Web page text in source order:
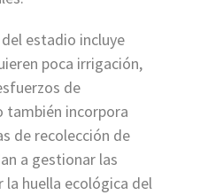
estadio incluye
poca irrigación,
de
también incorpora
de recolección de
a gestionar las
la huella ecológica del